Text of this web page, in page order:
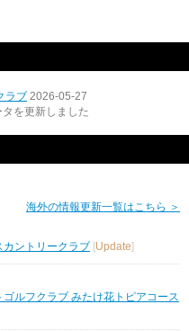
ラブ 2026-05-27
を更新しました
海外の情報更新一覧はこちら ＞
カントリークラブ
Update
ルフクラブ みたけ花トピアコース